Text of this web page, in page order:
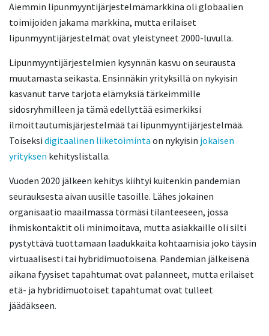
Aiemmin lipunmyyntijärjestelmämarkkina oli globaalien
toimijoiden jakama markkina, mutta erilaiset
lipunmyyntijärjestelmät ovat yleistyneet 2000-luvulla.
Lipunmyyntijärjestelmien kysynnän kasvu on seurausta
muutamasta seikasta. Ensinnäkin yrityksillä on nykyisin
kasvanut tarve tarjota elämyksiä tärkeimmille
sidosryhmilleen ja tämä edellyttää esimerkiksi
ilmoittautumisjärjestelmää tai lipunmyyntijärjestelmää.
Toiseksi digitaalinen liiketoiminta on nykyisin jokaisen
yrityksen kehityslistalla.
Vuoden 2020 jälkeen kehitys kiihtyi kuitenkin pandemian
seurauksesta aivan uusille tasoille. Lähes jokainen
organisaatio maailmassa törmäsi tilanteeseen, jossa
ihmiskontaktit oli minimoitava, mutta asiakkaille oli silti
pystyttävä tuottamaan laadukkaita kohtaamisia joko täysin
virtuaalisesti tai hybridimuotoisena. Pandemian jälkeisenä
aikana fyysiset tapahtumat ovat palanneet, mutta erilaiset
etä- ja hybridimuotoiset tapahtumat ovat tulleet
jäädäkseen.